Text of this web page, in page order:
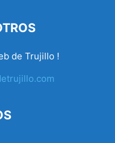
de Trujillo !